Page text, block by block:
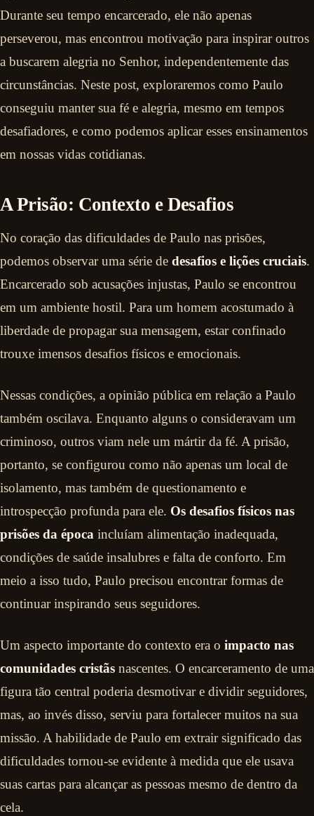
Durante seu tempo encarcerado, ele não apenas
perseverou, mas encontrou motivação para inspirar outros
a buscarem alegria no Senhor, independentemente das
circunstâncias. Neste post, exploraremos como Paulo
conseguiu manter sua fé e alegria, mesmo em tempos
desafiadores, e como podemos aplicar esses ensinamentos
em nossas vidas cotidianas.
A Prisão: Contexto e Desafios
No coração das dificuldades de Paulo nas prisões,
podemos observar uma série de desafios e lições cruciais.
Encarcerado sob acusações injustas, Paulo se encontrou
em um ambiente hostil. Para um homem acostumado à
liberdade de propagar sua mensagem, estar confinado
trouxe imensos desafios físicos e emocionais.
Nessas condições, a opinião pública em relação a Paulo
também oscilava. Enquanto alguns o consideravam um
criminoso, outros viam nele um mártir da fé. A prisão,
portanto, se configurou como não apenas um local de
isolamento, mas também de questionamento e
introspecção profunda para ele. Os desafios físicos nas
prisões da época incluíam alimentação inadequada,
condições de saúde insalubres e falta de conforto. Em
meio a isso tudo, Paulo precisou encontrar formas de
continuar inspirando seus seguidores.
Um aspecto importante do contexto era o impacto nas
comunidades cristãs nascentes. O encarceramento de uma
figura tão central poderia desmotivar e dividir seguidores,
mas, ao invés disso, serviu para fortalecer muitos na sua
missão. A habilidade de Paulo em extrair significado das
dificuldades tornou-se evidente à medida que ele usava
suas cartas para alcançar as pessoas mesmo de dentro da
cela.